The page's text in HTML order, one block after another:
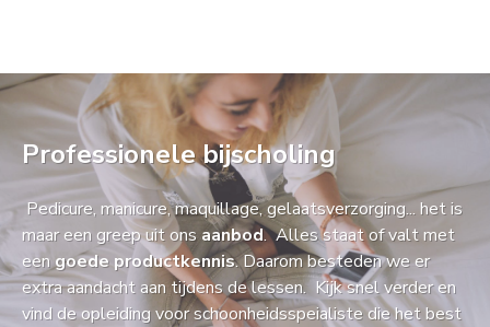
Professionele bijscholing
Pedicure, manicure, maquillage, gelaatsverzorging... het is
maar een greep uit ons aanbod. Alles staat of valt met
eengoede productkennis. Daarom besteden we er
extra aandacht aan tijdens de lessen. Kijk snel verder en
vind de opleiding voor schoonheidsspeialiste die het best